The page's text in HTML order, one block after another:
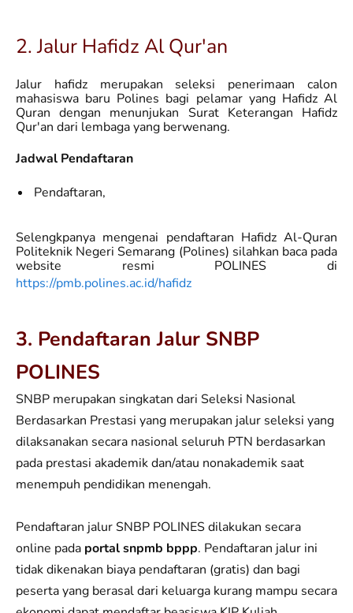
2. Jalur Hafidz Al Qur'an
Jalur hafidz merupakan seleksi penerimaan calon
mahasiswa baru Polines bagi pelamar yang Hafidz Al
Quran dengan menunjukan Surat Keterangan Hafidz
Qur'an dari lembaga yang berwenang.
Jadwal Pendaftaran
Pendaftaran,
Selengkpanya mengenai pendaftaran Hafidz Al-Quran
Politeknik Negeri Semarang (Polines) silahkan baca pada
website resmi POLINES di
https://pmb.polines.ac.id/hafidz
3. Pendaftaran Jalur SNBP
POLINES
SNBP merupakan singkatan dari Seleksi Nasional
Berdasarkan Prestasi yang merupakan jalur seleksi yang
dilaksanakan secara nasional seluruh PTN berdasarkan
pada prestasi akademik dan/atau nonakademik saat
menempuh pendidikan menengah.
Pendaftaran jalur SNBP POLINES dilakukan secara
online pada portal snpmb bppp. Pendaftaran jalur ini
tidak dikenakan biaya pendaftaran (gratis) dan bagi
peserta yang berasal dari keluarga kurang mampu secara